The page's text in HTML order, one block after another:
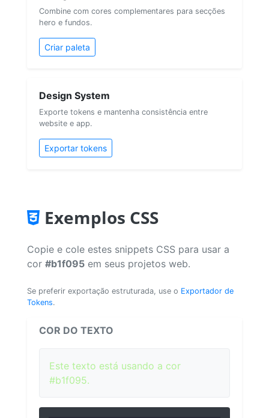
Combine com cores complementares para secções
hero e fundos.
Criar paleta
Design System
Exporte tokens e mantenha consistência entre
website e app.
Exportar tokens
Exemplos CSS
Copie e cole estes snippets CSS para usar a
cor #b1f095 em seus projetos web.
Se preferir exportação estruturada, use o Exportador de
Tokens.
COR DO TEXTO
Este texto está usando a cor
#b1f095.